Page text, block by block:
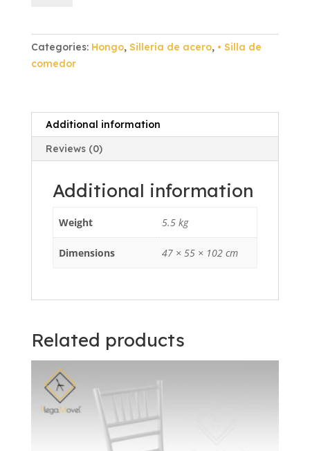
Categories: Hongo, Sillería de acero, • Silla de
comedor
Additional information
Reviews (0)
Additional information
Weight 5.5 kg
Dimensions 47 × 55 × 102 cm
Related products